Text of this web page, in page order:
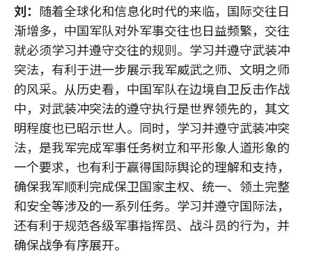
刘： 随着全球化和信息化时代的来临，国际交往日
渐增多，中国军队对外军事交往也日益频繁，交往
就必须学习并遵守交往的规则。学习并遵守武装冲
突法，有利于进一步展示我军威武之师、文明之师
的风采。从历史看，中国军队在边境自卫反击作战
中，对武装冲突法的遵守执行是世界领先的，其文
明程度也已昭示世人。同时，学习并遵守武装冲突
法，是我军完成军事任务树立和平形象人道形象的
一个要求，也有利于赢得国际舆论的理解和支持，
确保我军顺利完成保卫国家主权、统一、领土完整
和安全等涉及的一系列任务。学习并遵守国际法，
还有利于规范各级军事指挥员、战斗员的行为，并
确保战争有序展开。